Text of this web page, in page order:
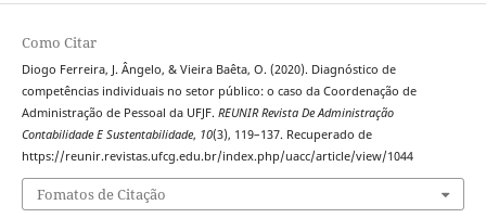
Como Citar
Diogo Ferreira, J. Ângelo, & Vieira Baêta, O. (2020). Diagnóstico de
competências individuais no setor público: o caso da Coordenação de
Administração de Pessoal da UFJF. REUNIR Revista De Administração
Contabilidade E Sustentabilidade, 10(3), 119–137. Recuperado de
https://reunir.revistas.ufcg.edu.br/index.php/uacc/article/view/1044
Fomatos de Citação